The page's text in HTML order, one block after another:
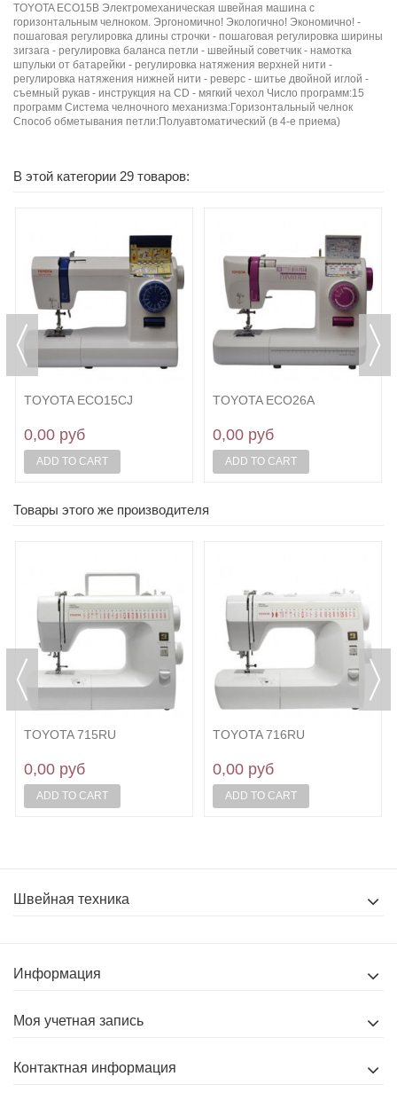
TOYOTA ECO15B Электромеханическая швейная машина с
горизонтальным челноком. Эргономично! Экологично! Экономично! -
пошаговая регулировка длины строчки - пошаговая регулировка ширины
зигзага - регулировка баланса петли - швейный советчик - намотка
шпульки от батарейки - регулировка натяжения верхней нити -
регулировка натяжения нижней нити - реверс - шитье двойной иглой -
съемный рукав - инструкция на CD - мягкий чехол Число программ:15
программ Система челночного механизма:Горизонтальный челнок
Способ обметывания петли:Полуавтоматический (в 4-е приема)
В этой категории 29 товаров:
TOYOTA ECO15CJ
0,00 руб
ADD TO CART
TOYOTA ECO26A
0,00 руб
ADD TO CART
Товары этого же производителя
TOYOTA 715RU
0,00 руб
ADD TO CART
TOYOTA 716RU
0,00 руб
ADD TO CART
Швейная техника
Информация
Моя учетная запись
Контактная информация